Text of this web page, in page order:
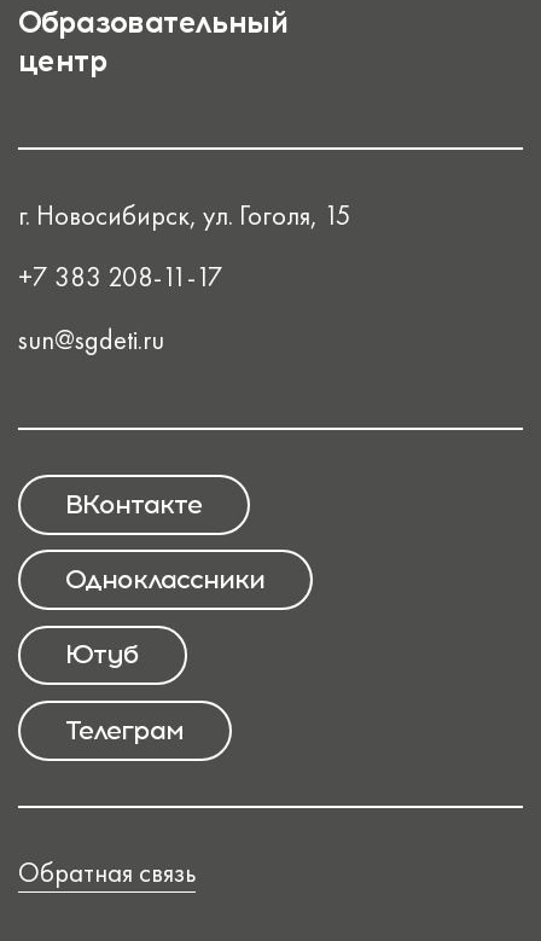
Образовательный
центр
г. Новосибирск, ул. Гоголя, 15
+7 383 208-11-17
sun@sgdeti.ru
Обратная связь
ВКонтакте
Одноклассники
Ютуб
Телеграм